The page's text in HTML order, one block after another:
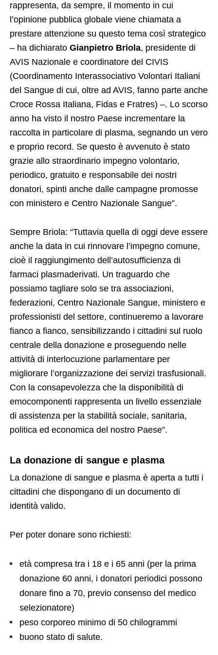
rappresenta, da sempre, il momento in cui
l’opinione pubblica globale viene chiamata a
prestare attenzione su questo tema così strategico
– ha dichiarato Gianpietro Briola, presidente di
AVIS Nazionale e coordinatore del CIVIS
(Coordinamento Interassociativo Volontari Italiani
del Sangue di cui, oltre ad AVIS, fanno parte anche
Croce Rossa Italiana, Fidas e Fratres) –. Lo scorso
anno ha visto il nostro Paese incrementare la
raccolta in particolare di plasma, segnando un vero
e proprio record. Se questo è avvenuto è stato
grazie allo straordinario impegno volontario,
periodico, gratuito e responsabile dei nostri
donatori, spinti anche dalle campagne promosse
con ministero e Centro Nazionale Sangue”.
Sempre Briola: “Tuttavia quella di oggi deve essere
anche la data in cui rinnovare l’impegno comune,
cioè il raggiungimento dell’autosufficienza di
farmaci plasmaderivati. Un traguardo che
possiamo tagliare solo se tra associazioni,
federazioni, Centro Nazionale Sangue, ministero e
professionisti del settore, continueremo a lavorare
fianco a fianco, sensibilizzando i cittadini sul ruolo
centrale della donazione e proseguendo nelle
attività di interlocuzione parlamentare per
migliorare l’organizzazione dei servizi trasfusionali.
Con la consapevolezza che la disponibilità di
emocomponenti rappresenta un livello essenziale
di assistenza per la stabilità sociale, sanitaria,
politica ed economica del nostro Paese”.
La donazione di sangue e plasma
La donazione di sangue e plasma è aperta a tutti i
cittadini che dispongano di un documento di
identità valido.
Per poter donare sono richiesti:
età compresa tra i 18 e i 65 anni (per la prima
donazione 60 anni, i donatori periodici possono
donare fino a 70, previo consenso del medico
selezionatore)
peso corporeo minimo di 50 chilogrammi
buono stato di salute.